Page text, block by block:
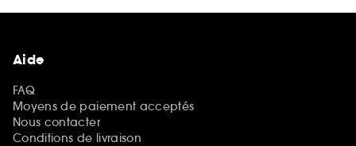
Aide
FAQ
Moyens de paiement acceptés
Nous contacter
Conditions de livraison